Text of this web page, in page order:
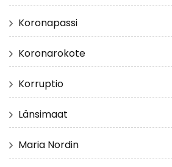
Koronapassi
Koronarokote
Korruptio
Länsimaat
Maria Nordin